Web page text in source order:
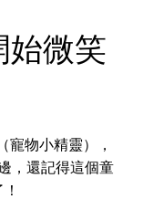
始微笑
寵物小精靈），
，還記得這個童